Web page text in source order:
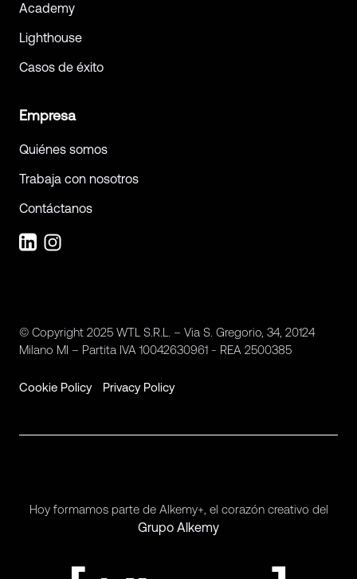
Academy
Lighthouse
Casos de éxito
Empresa
Quiénes somos
Trabaja con nosotros
Contáctanos
© Copyright 2025 WTL S.R.L. – Via S. Gregorio, 34, 20124
Milano MI – Partita IVA 10042630961 - REA 2500385
Cookie Policy Privacy Policy
Hoy formamos parte de Alkemy+, el corazón creativo del
Grupo Alkemy